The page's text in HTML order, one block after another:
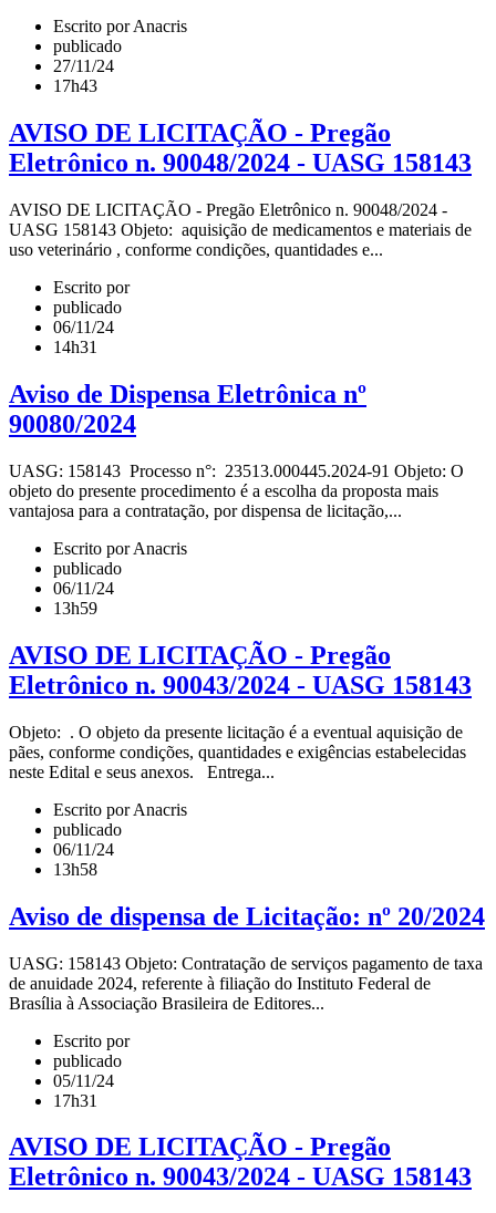
Escrito por Anacris
publicado
27/11/24
17h43
AVISO DE LICITAÇÃO - Pregão
Eletrônico n. 90048/2024 - UASG 158143
AVISO DE LICITAÇÃO - Pregão Eletrônico n. 90048/2024 -
UASG 158143 Objeto: aquisição de medicamentos e materiais de
uso veterinário , conforme condições, quantidades e...
Escrito por
publicado
06/11/24
14h31
Aviso de Dispensa Eletrônica nº
90080/2024
UASG: 158143 Processo n°: 23513.000445.2024-91 Objeto: O
objeto do presente procedimento é a escolha da proposta mais
vantajosa para a contratação, por dispensa de licitação,...
Escrito por Anacris
publicado
06/11/24
13h59
AVISO DE LICITAÇÃO - Pregão
Eletrônico n. 90043/2024 - UASG 158143
Objeto: . O objeto da presente licitação é a eventual aquisição de
pães, conforme condições, quantidades e exigências estabelecidas
neste Edital e seus anexos. Entrega...
Escrito por Anacris
publicado
06/11/24
13h58
Aviso de dispensa de Licitação: nº 20/2024
UASG: 158143 Objeto: Contratação de serviços pagamento de taxa
de anuidade 2024, referente à filiação do Instituto Federal de
Brasília à Associação Brasileira de Editores...
Escrito por
publicado
05/11/24
17h31
AVISO DE LICITAÇÃO - Pregão
Eletrônico n. 90043/2024 - UASG 158143